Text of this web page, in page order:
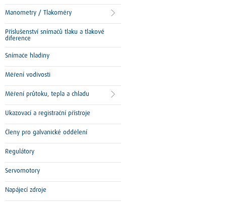
Manometry / Tlakoměry
Příslušenství snímačů tlaku a tlakové
diference
Snímače hladiny
Měření vodivosti
Měření průtoku, tepla a chladu
Ukazovací a registrační přístroje
Členy pro galvanické oddělení
Regulátory
Servomotory
Napájecí zdroje